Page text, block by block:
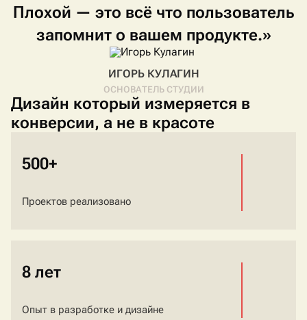
ИГОРЬ КУЛАГИН
ОСНОВАТЕЛЬ СТУДИИ
Плохой — это всё что пользователь
запомнит о вашем продукте.»
Дизайн который измеряется в
конверсии, а не в красоте
500+
Проектов реализовано
8 лет
Опыт в разработке и дизайне